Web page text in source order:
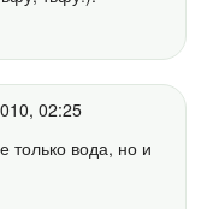
02:25
только вода, но и